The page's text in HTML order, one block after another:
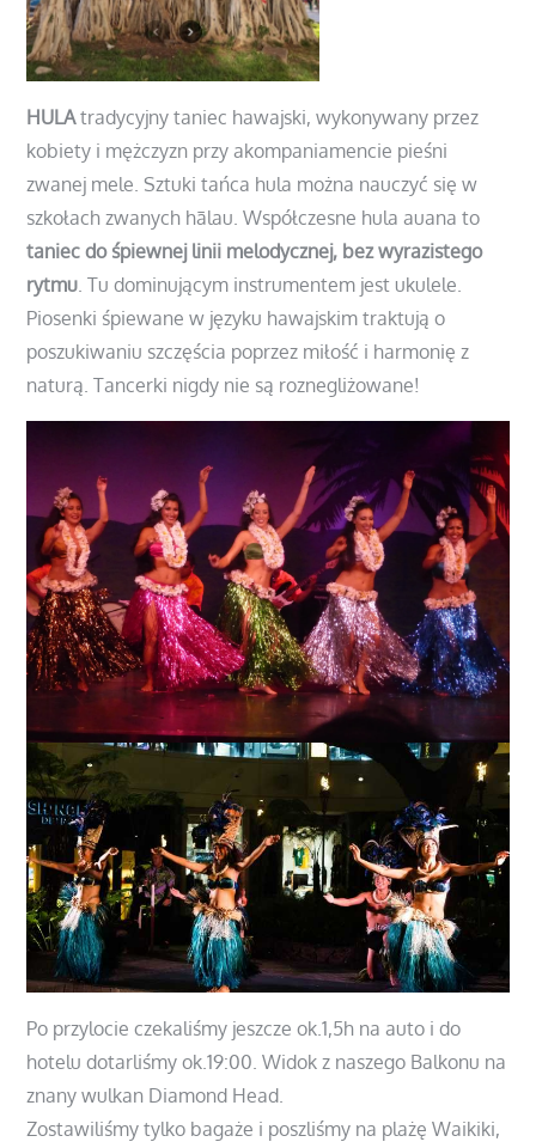
HULAtradycyjny taniec hawajski, wykonywany przez
kobiety i mężczyzn przy akompaniamencie pieśni
zwanej mele. Sztuki tańca hula można nauczyć się w
szkołach zwanych hālau.Współczesne hula auana to
taniec do śpiewnej linii melodycznej, bez wyrazistego
rytmu. Tu dominującym instrumentem jest ukulele.
Piosenki śpiewane w języku hawajskim traktują o
poszukiwaniu szczęścia poprzez miłość i harmonię z
naturą. Tancerki nigdy nie są roznegliżowane!
Po przylocie czekaliśmy jeszcze ok.1,5h na auto i do
hotelu dotarliśmy ok.19:00. Widok z naszego Balkonu na
znany wulkan Diamond Head.
Zostawiliśmy tylko bagaże i poszliśmy na plażę Waikiki,